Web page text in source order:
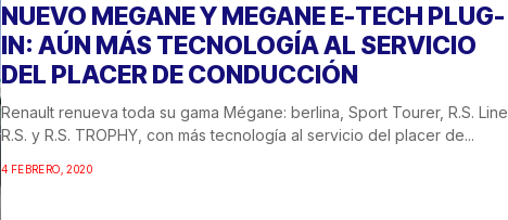
NUEVO MEGANE Y MEGANE E-TECH PLUG-
IN: AÚN MÁS TECNOLOGÍA AL SERVICIO
DEL PLACER DE CONDUCCIÓN
Renault renueva toda su gama Mégane: berlina, Sport Tourer, R.S. Line,
R.S. y R.S. TROPHY, con más tecnología al servicio del placer de...
4 FEBRERO, 2020